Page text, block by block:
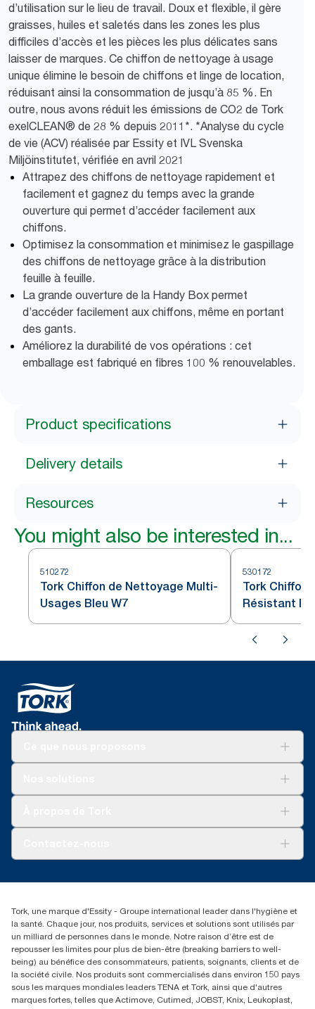
d’utilisation sur le lieu de travail. Doux et flexible, il gère
graisses, huiles et saletés dans les zones les plus
difficiles d’accès et les pièces les plus délicates sans
laisser de marques. Ce chiffon de nettoyage à usage
unique élimine le besoin de chiffons et linge de location,
réduisant ainsi la consommation de jusqu’à 85 %. En
outre, nous avons réduit les émissions de CO2 de Tork
exelCLEAN® de 28 % depuis 2011*. *Analyse du cycle
de vie (ACV) réalisée par Essity et IVL Svenska
Miljöinstitutet, vérifiée en avril 2021
Attrapez des chiffons de nettoyage rapidement et
facilement et gagnez du temps avec la grande
ouverture qui permet d’accéder facilement aux
chiffons.
Optimisez la consommation et minimisez le gaspillage
des chiffons de nettoyage grâce à la distribution
feuille à feuille.
La grande ouverture de la Handy Box permet
d’accéder facilement aux chiffons, même en portant
des gants.
Améliorez la durabilité de vos opérations : cet
emballage est fabriqué en fibres 100 % renouvelables.
Product specifications
Delivery details
Resources
You might also be interested in...
510272
Tork Chiffon de Nettoyage Multi-
Usages Bleu W7
530172
Tork Chiffon
Résistant
+216 71 11 60 00
52 Rue 8601 ZI CHARGUIA 1
BP194.Tunis, Tunisie
Tork, une marque d'Essity - Groupe international leader dans l'hygiène et
la santé. Chaque jour, nos produits, services et solutions sont utilisés par
un milliard de personnes dans le monde. Notre raison d’être est de
repousser les limites pour plus de bien-être (breaking barriers to well-
being) au bénéfice des consommateurs, patients, soignants, clients et de
la société civile. Nos produits sont commercialisés dans environ 150 pays
sous les marques mondiales leaders TENA et Tork, ainsi que d'autres
marques fortes, telles que Actimove, Cutimed, JOBST, Knix, Leukoplast,